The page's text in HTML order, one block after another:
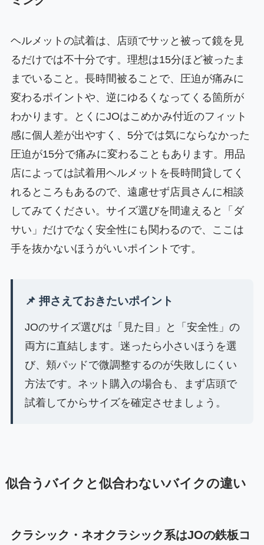
ヘルメットの試着は、店頭でサッと被って鏡を見
るだけでは不十分です。理想は15分ほど被ったま
までいること。長時間被ることで、圧迫が痛みに
変わるポイントや、逆にゆるくなってくる箇所が
わかります。とくにJOはこめかみ付近のフィット
感に個人差が出やすく、5分では気にならなかった
圧迫が15分で痛みに変わることもあります。用品
店によっては試着用ヘルメットを長時間貸してく
れるところもあるので、遠慮せず店員さんに相談
してみてください。サイズ選びを間違えると「ダ
サい」だけでなく安全性にも関わるので、ここは
手を抜かないほうがいいポイントです。
📌 押さえておきたいポイント
JOのサイズ選びは「見た目」と「安全性」の
両方に直結します。迷ったら小さいほうを選
び、頬パッドで微調整するのが失敗しにくい
方法です。ネット購入の場合も、まず店頭で
試着してからサイズを確定させましょう。
似合うバイクと似合わないバイクの違い
クラシック・ネオクラシック系はJOの鉄板コ